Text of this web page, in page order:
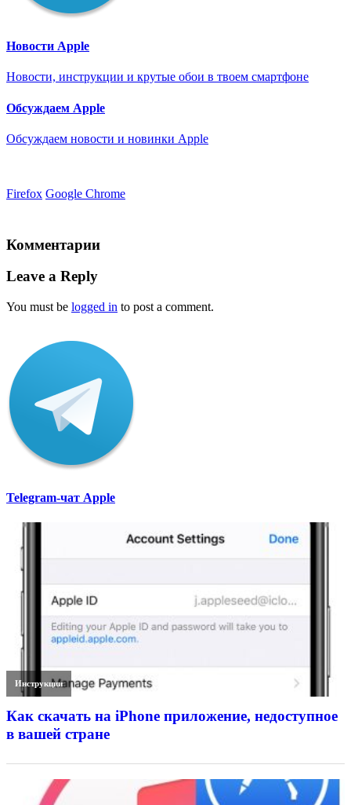
Новости Apple
Новости, инструкции и крутые обои в твоем смартфоне
Обсуждаем Apple
Обсуждаем новости и новинки Apple
Firefox Google Chrome
Комментарии
Leave a Reply
You must be logged in to post a comment.
Telegram-чат Apple
Инструкции
Как скачать на iPhone приложение, недоступное
в вашей стране